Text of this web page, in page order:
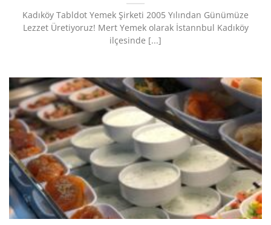
Kadıköy Tabldot Yemek Şirketi 2005 Yılından Günümüze
Lezzet Üretiyoruz!​ Mert Yemek olarak İstannbul Kadıköy
ilçesinde [...]